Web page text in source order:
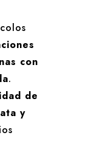
con
.
de
y